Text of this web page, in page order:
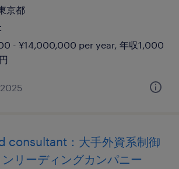
京都
- ¥14,000,000 per year, 年収1,000
consultant：大手外資系制御
リーディングカンパニー